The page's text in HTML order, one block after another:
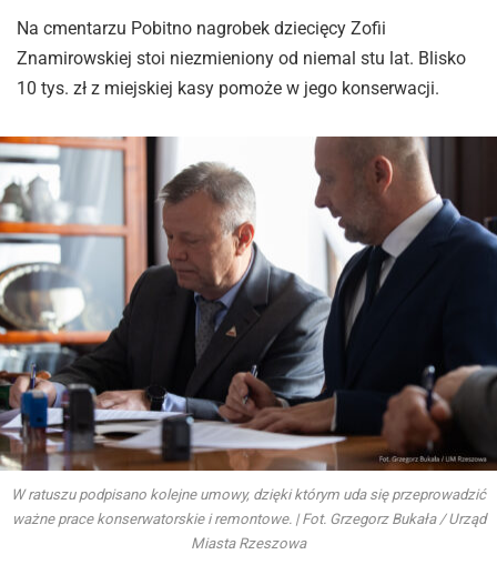
Na cmentarzu Pobitno nagrobek dziecięcy Zofii
Znamirowskiej stoi niezmieniony od niemal stu lat. Blisko
10 tys. zł z miejskiej kasy pomoże w jego konserwacji.
W ratuszu podpisano kolejne umowy, dzięki którym uda się przeprowadzić
ważne prace konserwatorskie i remontowe. | Fot. Grzegorz Bukała / Urząd
Miasta Rzeszowa